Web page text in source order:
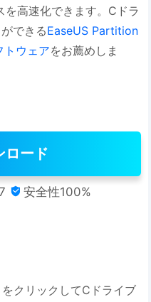
高速化できます。Cドラ
できるEaseUS Partition
トウェアをお薦めしま
ロード
 安全性100%
クリックしてCドライブ